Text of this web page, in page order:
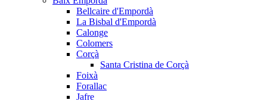
Bellcaire d'Empordà
La Bisbal d'Empordà
Calonge
Colomers
Corçà
Santa Cristina de Corçà
Foixà
Forallac
Jafre